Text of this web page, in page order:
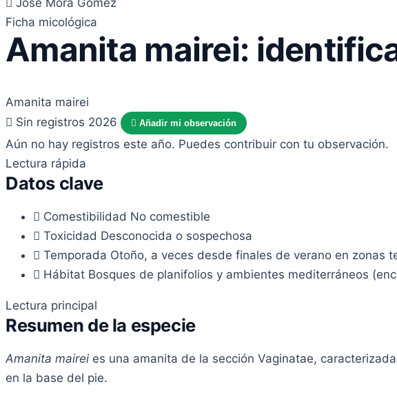
José Mora Gómez
Ficha micológica
Amanita mairei:
Amanita mairei
Sin registros 2026
Añadir mi observación
Aún no hay registros este año. Puedes contribuir con tu observación.
Lectura rápida
Datos clave
Comestibilidad No comestible
Toxicidad Desconocida o sospechosa
Temporada Otoño, a veces desde finales de verano en zonas
Hábitat Bosques de planifolios y ambientes mediterráneos
Lectura principal
Resumen de la especie
Amanita mairei es una amanita de la sección Vaginatae,
en la base del pie.